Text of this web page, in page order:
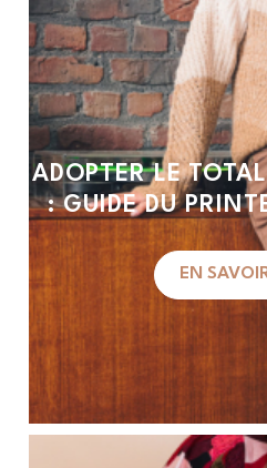
ADOPTER LE
: GUIDE DU
EN